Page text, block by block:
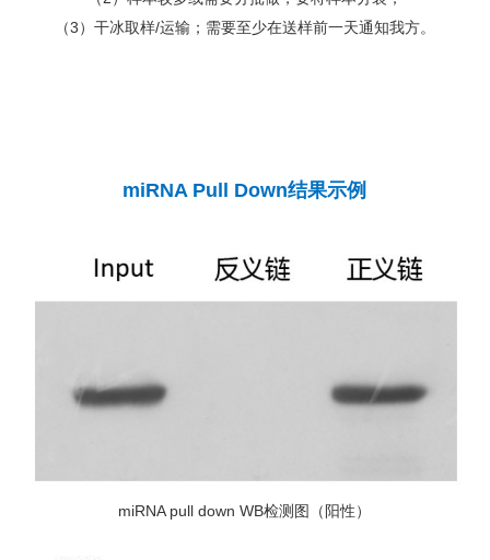
（3）干冰取样/运输；需要至少在送样前一天通知我方。
miRNA Pull Down结果示例
miRNA pull down WB检测图（阳性）